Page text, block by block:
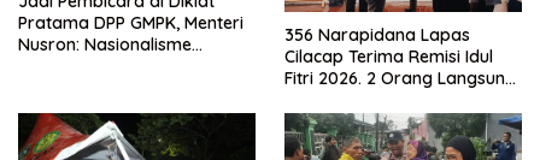
Pratama DPP GMPK, Menteri
Nusron: Nasionalisme
356 Narapidana Lapas
Cilacap Terima Remisi Idul
Fitri 2026. 2 Orang Langsung